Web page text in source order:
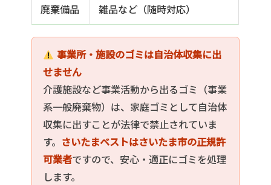
廃棄備品
雑品など（随時対応）
事業所・施設のゴミは自治体収集に出
せません
介護施設など事業活動から出るゴミ（事業
系一般廃棄物）は、家庭ゴミとして自治体
収集に出すことが法律で禁止されていま
す。 さいたまベストはさいたま市の正規許
可業者ですので、安心・適正にゴミを処理
します。